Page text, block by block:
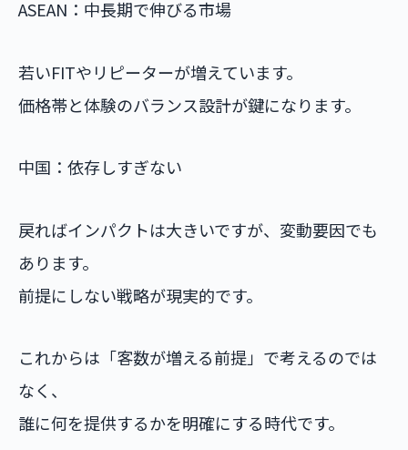
ASEAN：中長期で伸びる市場
若いFITやリピーターが増えています。
価格帯と体験のバランス設計が鍵になります。
中国：依存しすぎない
戻ればインパクトは大きいですが、変動要因でも
あります。
前提にしない戦略が現実的です。
これからは「客数が増える前提」で考えるのでは
なく、
誰に何を提供するかを明確にする時代です。